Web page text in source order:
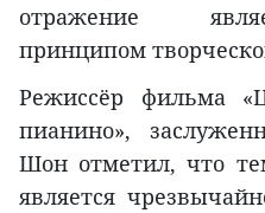
отражение
принципом
Режиссёр фильма
пианино»,
Шон отметил, что
является